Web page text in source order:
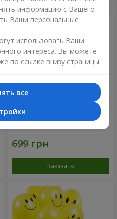
Фонтан шаров “Мир чудес”
Заказать
информацию с Вашего
Ваши персональные
использовать Ваши
интереса. Вы можете
по ссылке внизу страницы.
все